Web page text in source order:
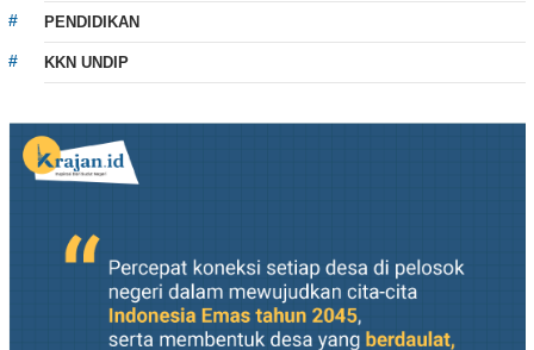
PENDIDIKAN
KKN UNDIP